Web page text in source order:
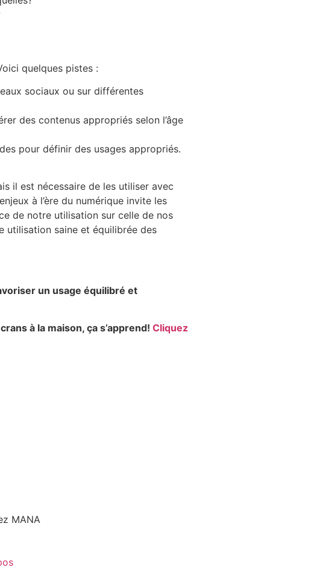
quelques pistes :
sociaux ou sur différentes
des contenus appropriés selon l’âge
pour définir des usages appropriés.
il est nécessaire de les utiliser avec
à l’ère du numérique invite les
de notre utilisation sur celle de nos
utilisation saine et équilibrée des
un usage équilibré et
à la maison, ça s’apprend! Cliquez
MANA